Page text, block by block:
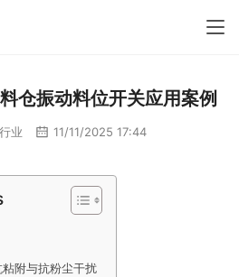
仓振动料位开关应用案例
业 11/11/2025 17:44
附与抗粉尘干扰